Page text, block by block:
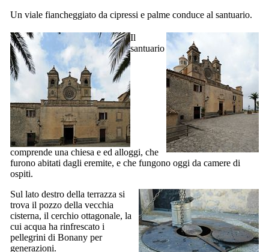
Un viale fiancheggiato da cipressi e palme conduce al santuario.
Il
santuario
comprende una chiesa e ed alloggi, che
furono abitati dagli eremite, e che fungono oggi da camere di
ospiti.
Sul lato destro della terrazza si
trova il pozzo della vecchia
cisterna, il cerchio ottagonale, la
cui acqua ha rinfrescato i
pellegrini di Bonany per
generazioni.